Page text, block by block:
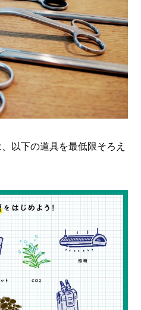
以下の道具を最低限そろえ